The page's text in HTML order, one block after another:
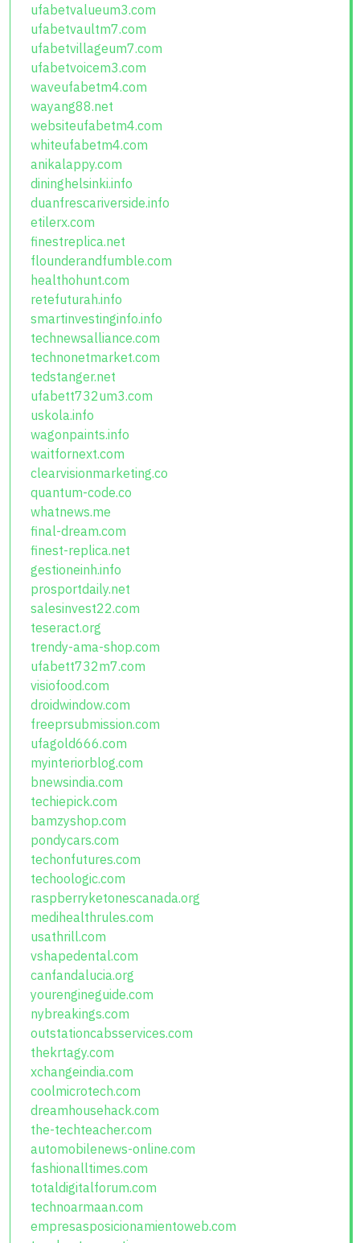
ufabetvalueum3.com
ufabetvaultm7.com
ufabetvillageum7.com
ufabetvoicem3.com
waveufabetm4.com
wayang88.net
websiteufabetm4.com
whiteufabetm4.com
anikalappy.com
dininghelsinki.info
duanfrescariverside.info
etilerx.com
finestreplica.net
flounderandfumble.com
healthohunt.com
retefuturah.info
smartinvestinginfo.info
technewsalliance.com
technonetmarket.com
tedstanger.net
ufabett732um3.com
uskola.info
wagonpaints.info
waitfornext.com
clearvisionmarketing.co
quantum-code.co
whatnews.me
final-dream.com
finest-replica.net
gestioneinh.info
prosportdaily.net
salesinvest22.com
teseract.org
trendy-ama-shop.com
ufabett732m7.com
visiofood.com
droidwindow.com
freeprsubmission.com
ufagold666.com
myinteriorblog.com
bnewsindia.com
techiepick.com
bamzyshop.com
pondycars.com
techonfutures.com
techoologic.com
raspberryketonescanada.org
medihealthrules.com
usathrill.com
vshapedental.com
canfandalucia.org
yourengineguide.com
nybreakings.com
outstationcabsservices.com
thekrtagy.com
xchangeindia.com
coolmicrotech.com
dreamhousehack.com
the-techteacher.com
automobilenews-online.com
fashionalltimes.com
totaldigitalforum.com
technoarmaan.com
empresasposicionamientoweb.com